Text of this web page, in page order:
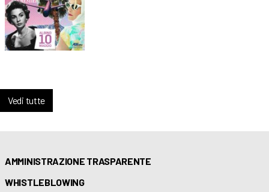
Vedi tutte
AMMINISTRAZIONE TRASPARENTE
WHISTLEBLOWING